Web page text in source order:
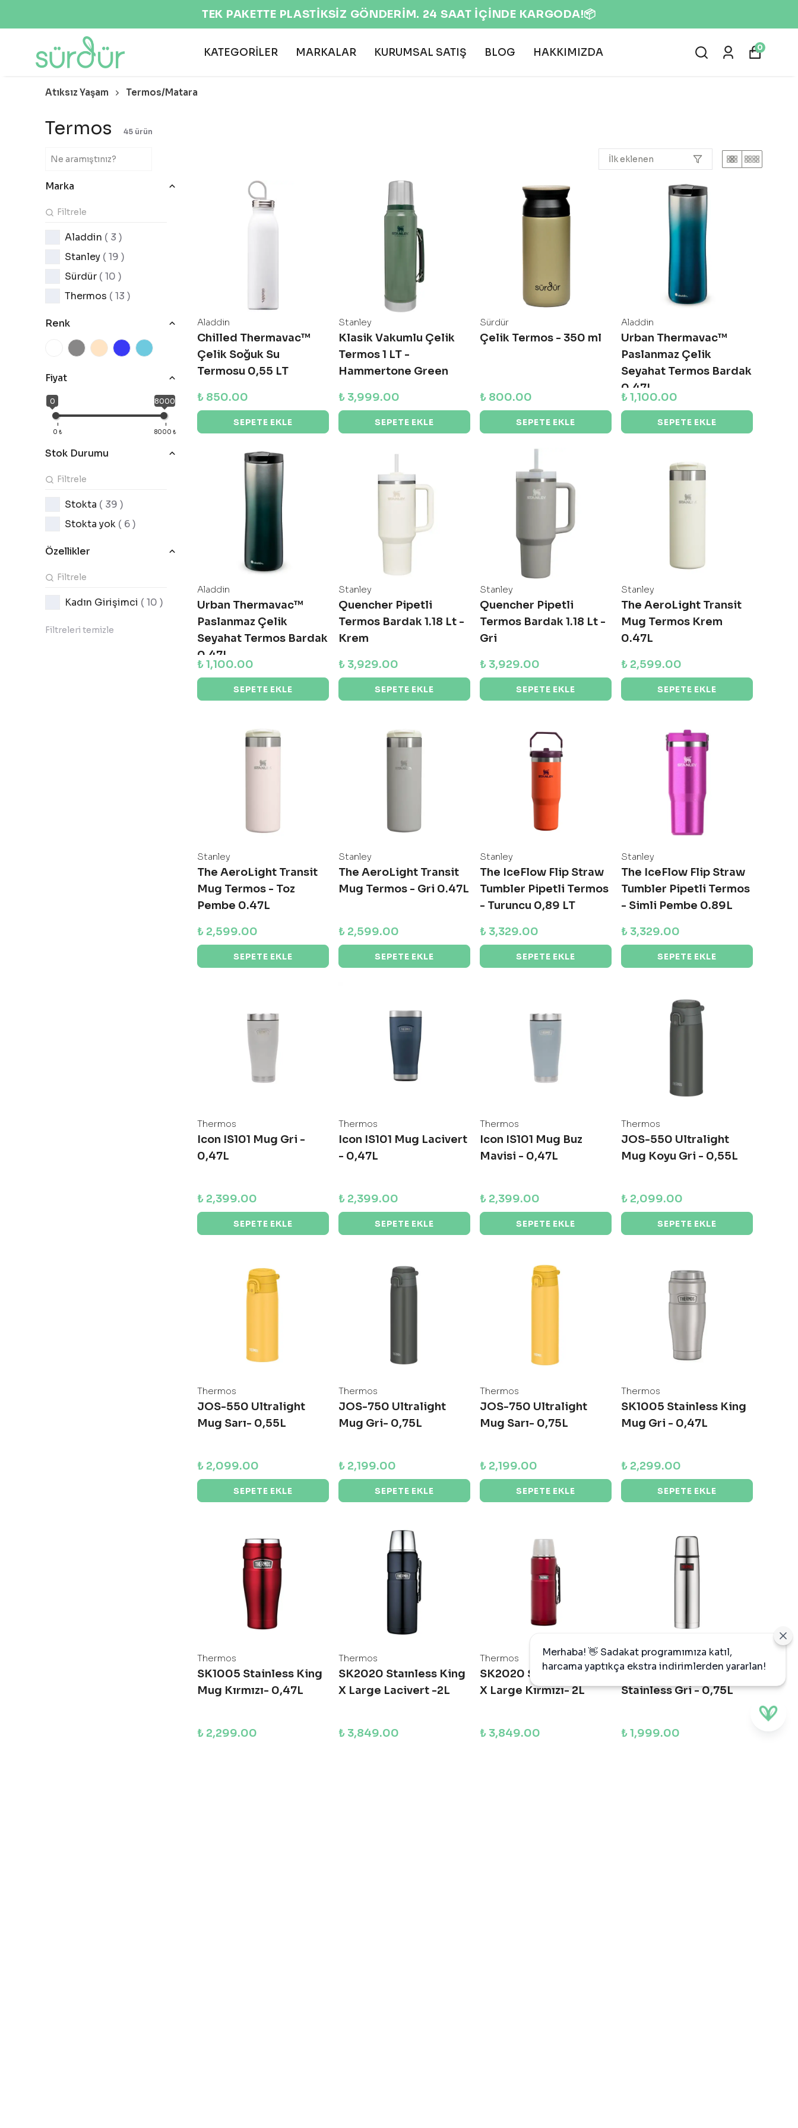
EKOLOJİK VE DOĞAL ÜRÜNLER 🌍
KATEGORİLER MARKALAR KURUMSAL SATIŞ BLOG HAKKIMIZDA 0
Atıksız Yaşam Termos/Matara
Termos 45 ürün
İlk eklenen
Marka
Aladdin ( 3 )
Stanley ( 19 )
Sürdür ( 10 )
Thermos ( 13 )
Renk
Fiyat
0 8000
0 ₺ 8000 ₺
Stok Durumu
Stokta ( 39 )
Stokta yok ( 6 )
Özellikler
Kadın Girişimci ( 10 )
Filtreleri temizle
Aladdin
Chilled Thermavac™
Çelik Soğuk Su
Termosu 0,55 LT
₺ 850.00
SEPETE EKLE
Stanley
Klasik Vakumlu Çelik
Termos 1 LT -
Hammertone Green
₺ 3,999.00
SEPETE EKLE
Sürdür
Çelik Termos - 350 ml
₺ 800.00
SEPETE EKLE
Aladdin
Urban Thermavac™
Paslanmaz Çelik
Seyahat Termos Bardak
0.47L
₺ 1,100.00
SEPETE EKLE
Aladdin
Urban Thermavac™
Paslanmaz Çelik
Seyahat Termos Bardak
0.47L
₺ 1,100.00
SEPETE EKLE
Stanley
Quencher Pipetli
Termos Bardak 1.18 Lt -
Krem
₺ 3,929.00
SEPETE EKLE
Stanley
Quencher Pipetli
Termos Bardak 1.18 Lt -
Gri
₺ 3,929.00
SEPETE EKLE
Stanley
The AeroLight Transit
Mug Termos Krem
0.47L
₺ 2,599.00
SEPETE EKLE
Stanley
The AeroLight Transit
Mug Termos - Toz
Pembe 0.47L
₺ 2,599.00
SEPETE EKLE
Stanley
The AeroLight Transit
Mug Termos - Gri 0.47L
₺ 2,599.00
SEPETE EKLE
Stanley
The IceFlow Flip Straw
Tumbler Pipetli Termos
- Turuncu 0,89 LT
₺ 3,329.00
SEPETE EKLE
Stanley
The IceFlow Flip Straw
Tumbler Pipetli Termos
- Simli Pembe 0.89L
₺ 3,329.00
SEPETE EKLE
Thermos
Icon IS101 Mug Gri -
0,47L
₺ 2,399.00
SEPETE EKLE
Thermos
Icon IS101 Mug Lacivert
- 0,47L
₺ 2,399.00
SEPETE EKLE
Thermos
Icon IS101 Mug Buz
Mavisi - 0,47L
₺ 2,399.00
SEPETE EKLE
Thermos
JOS-550 Ultralight
Mug Koyu Gri - 0,55L
₺ 2,099.00
SEPETE EKLE
Thermos
JOS-550 Ultralight
Mug Sarı- 0,55L
₺ 2,099.00
SEPETE EKLE
Thermos
JOS-750 Ultralight
Mug Gri- 0,75L
₺ 2,199.00
SEPETE EKLE
Thermos
JOS-750 Ultralight
Mug Sarı- 0,75L
₺ 2,199.00
SEPETE EKLE
Thermos
SK1005 Stainless King
Mug Gri - 0,47L
₺ 2,299.00
SEPETE EKLE
Thermos
SK1005 Stainless King
Mug Kırmızı- 0,47L
₺ 2,299.00
Thermos
SK2020 Staınless King
X Large Lacivert -2L
₺ 3,849.00
Thermos
SK2020 Staınless King
X Large Kırmızı- 2L
₺ 3,849.00
Thermos
FBB Light&Compact
Stainless Gri - 0,75L
₺ 1,999.00
Merhaba! 👋 Sadakat programımıza katıl,
harcama yaptıkça ekstra indirimlerden yararlan!